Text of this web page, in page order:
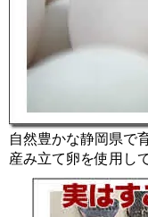
自然豊かな静岡県で
産み立て卵を使用し